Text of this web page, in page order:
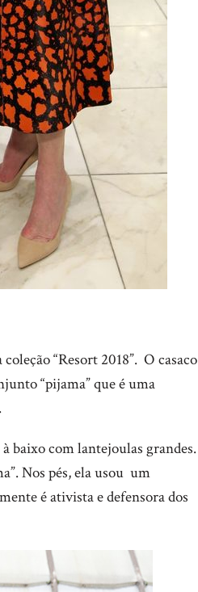
“Resort 2018”. O casaco
“pijama” que é uma
baixo com lantejoulas grandes.
Nos pés, ela usou um
é ativista e defensora dos